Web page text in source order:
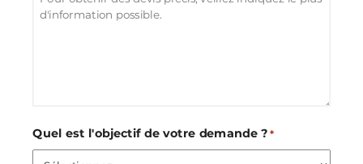
Quel est l'objectif de votre demande ? *